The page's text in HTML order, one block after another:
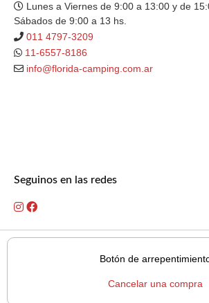
Lunes a Viernes de 9:00 a 13:00 y de
Sábados de 9:00 a 13 hs.
011 4797-3209
11-6557-8186
info@florida-camping.com.ar
Seguinos en las redes
Botón de
Cancelar una compra